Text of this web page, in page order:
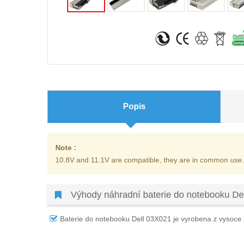
Popis
Note :
10.8V and 11.1V are compatible, they are in common use.
Výhody náhradní baterie do notebooku
Baterie do notebooku Dell 03X021 je vyrobena z